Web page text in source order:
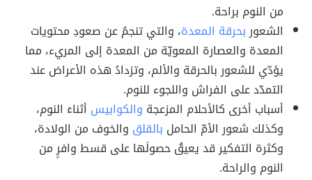
من النوم براحة.
الشعوربحرقة المعدة، والتي تنجمُ عن صعودِ محتويات
المعدة والعصارة المعويّة من المعدة إلى المريء، مما
يؤدّي للشعور بالحرقة والألم، وتزدادُ هذه الأعراض عند
التمدّد على الفراش واللجوء للنوم.
أسباب أخرى كالأحلام المزعجة والكوابيس أثناءَ النوم،
وكذلك شعور الأمّ الحامل بالقلق والخوف من الولادة،
وكثرة التفكير قد يعيقُ حصولَها على قسط وافرٍ من
النوم والراحة.